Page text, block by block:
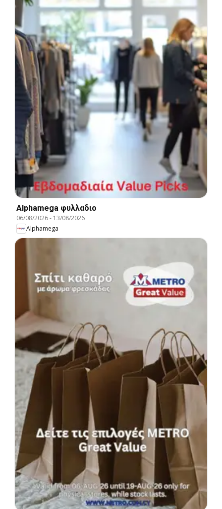
Alphamega φυλλαδιο
06/08/2026- 13/08/2026
Alphamega